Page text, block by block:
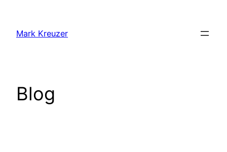
springen
Mark Kreuzer
Blog